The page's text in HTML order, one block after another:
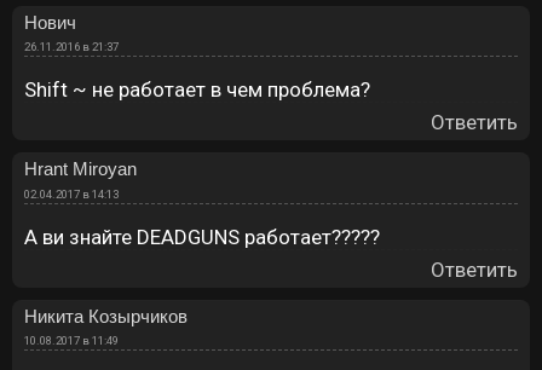
Нович
26.11.2016 в 21:37
Shift ~ не работает в чем проблема?
Ответить
Hrant Miroyan
02.04.2017 в 14:13
А ви знайте DEADGUNS работает?????
Ответить
Никита Козырчиков
10.08.2017 в 11:49